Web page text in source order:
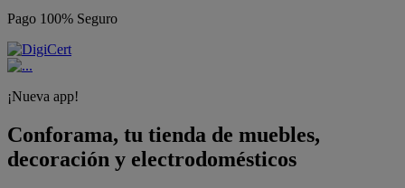
Pago 100% Seguro
¡Nueva app!
Conforama, tu tienda de muebles,
decoración y electrodomésticos